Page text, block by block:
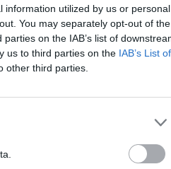
utilized by us or personal
You may separately opt-out of the
on the IAB’s list of
us to third parties on the IAB’s List of
other third parties.
zaboru
praniu